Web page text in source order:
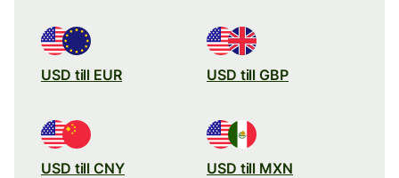
USD till EUR USD till GBP
USD till CNY USD till MXN